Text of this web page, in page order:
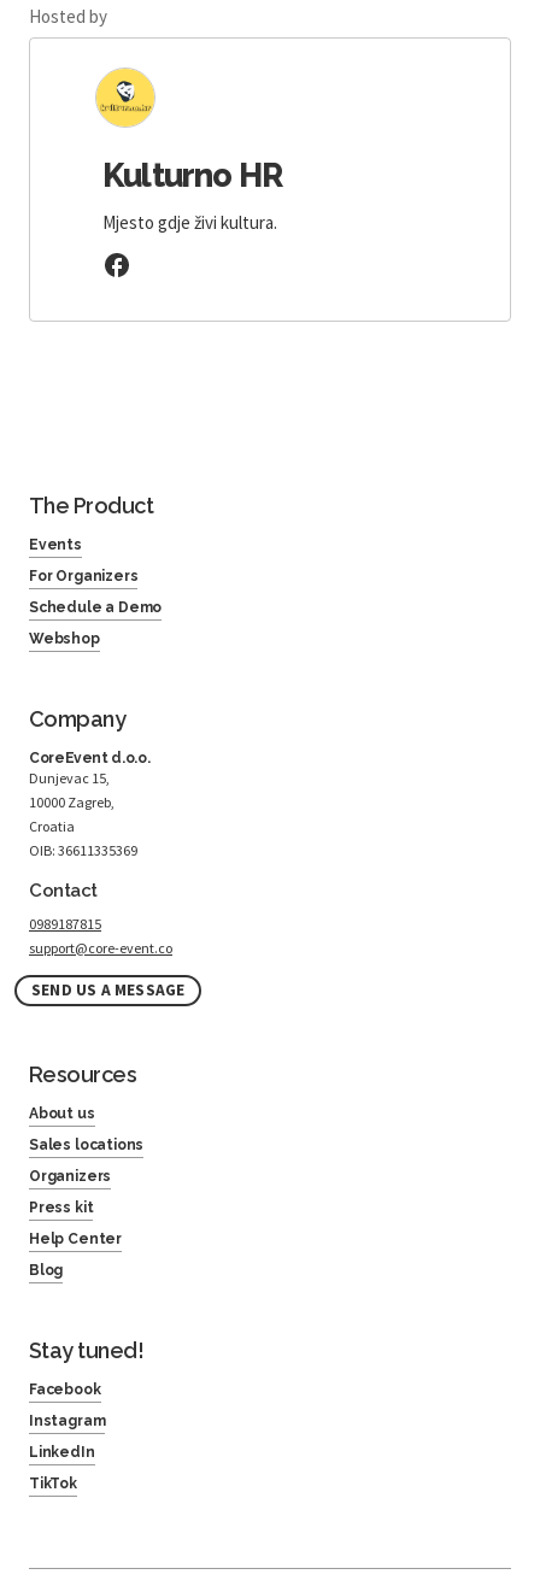
Hosted by
Kulturno HR
Mjesto gdje živi kultura.
The Product
Events
For Organizers
Schedule a Demo
Webshop
Company
CoreEvent d.o.o.
Dunjevac 15,
10000 Zagreb,
Croatia
OIB: 36611335369
Contact
0989187815
support@core-event.co
SEND US A MESSAGE
Resources
About us
Sales locations
Organizers
Press kit
Help Center
Blog
Stay tuned!
Facebook
Instagram
LinkedIn
TikTok